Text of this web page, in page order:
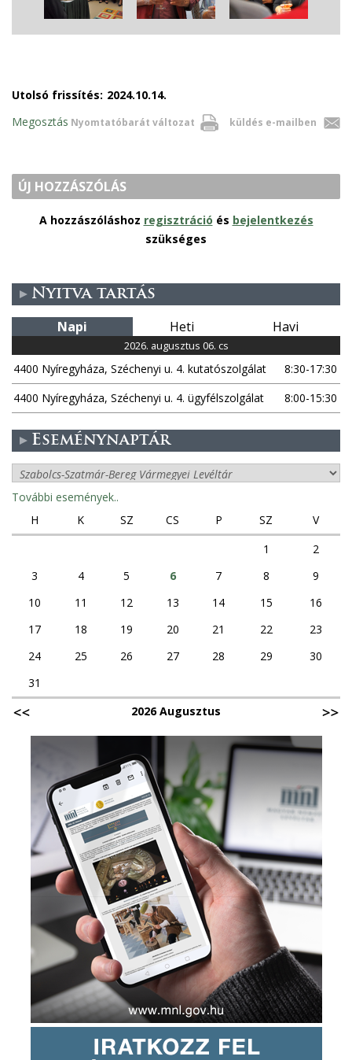
Utolsó frissítés: 2024.10.14.
Nyomtatóbarát változat küldés e-mailben
Megosztás
ÚJ HOZZÁSZÓLÁS
A hozzászóláshoz regisztráció és bejelentkezés
szükséges
Nyitva tartás
Napi Heti Havi
2026. augusztus 06. cs
4400 Nyíregyháza, Széchenyi u. 4. kutatószolgálat
8:30-17:30
4400 Nyíregyháza, Széchenyi u. 4. ügyfélszolgálat
8:00-15:30
Eseménynaptár
További események..
H
K SZ CS P SZ
V
1
2
3
4 5 6 7 8
9
10
11 12 13 14 15
16
17
18 19 20 21 22
23
24
25 26 27 28 29
30
31
2026 Augusztus